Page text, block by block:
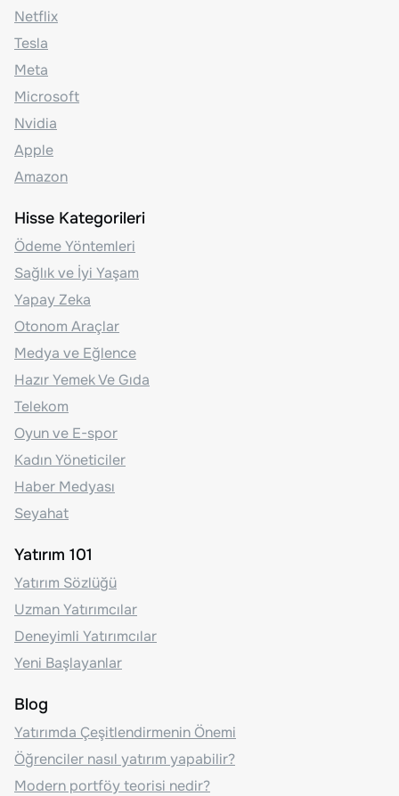
Netflix
Tesla
Meta
Microsoft
Nvidia
Apple
Amazon
Hisse Kategorileri
Ödeme Yöntemleri
Sağlık ve İyi Yaşam
Yapay Zeka
Otonom Araçlar
Medya ve Eğlence
Hazır Yemek Ve Gıda
Telekom
Oyun ve E-spor
Kadın Yöneticiler
Haber Medyası
Seyahat
Yatırım 101
Yatırım Sözlüğü
Uzman Yatırımcılar
Deneyimli Yatırımcılar
Yeni Başlayanlar
Blog
Yatırımda Çeşitlendirmenin Önemi
Öğrenciler nasıl yatırım yapabilir?
Modern portföy teorisi nedir?